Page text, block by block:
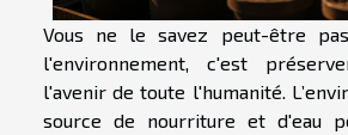
Vous ne le savez peut-être
l'environnement, c'est
l'avenir de toute l'humanité.
source de nourriture et d'eau